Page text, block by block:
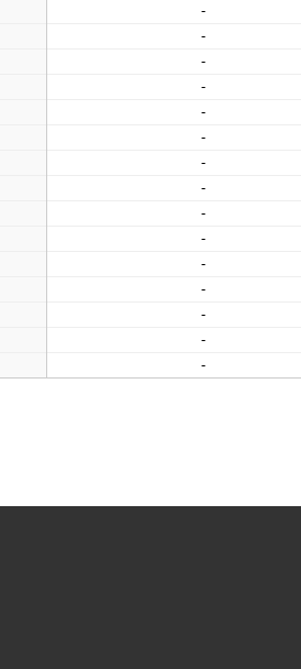
-
-
-
-
-
-
-
-
-
-
-
-
-
-
-